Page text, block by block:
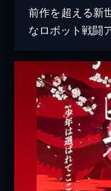
前作を超える新
なロボット戦闘